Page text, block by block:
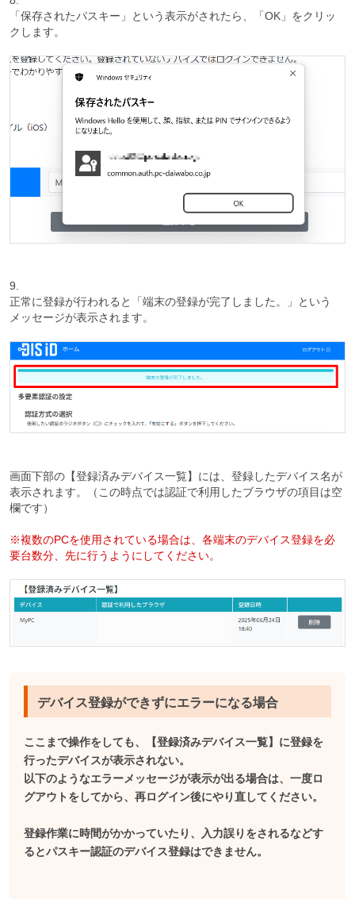
「保存されたパスキー」という表示がされたら、「OK」をクリッ
クします。
9.
正常に登録が行われると「端末の登録が完了しました。」という
メッセージが表示されます。
画面下部の【登録済みデバイス一覧】には、登録したデバイス名が
表示されます。（この時点では認証で利用したブラウザの項目は空
欄です）
※複数のPCを使用されている場合は、各端末のデバイス登録を必
要台数分、先に行うようにしてください。
デバイス登録ができずにエラーになる場合
ここまで操作をしても、【登録済みデバイス一覧】に登録を
行ったデバイスが表示されない。
以下のようなエラーメッセージが表示が出る場合は、一度ロ
グアウトをしてから、再ログイン後にやり直してください。
登録作業に時間がかかっていたり、入力誤りをされるなどす
るとパスキー認証のデバイス登録はできません。